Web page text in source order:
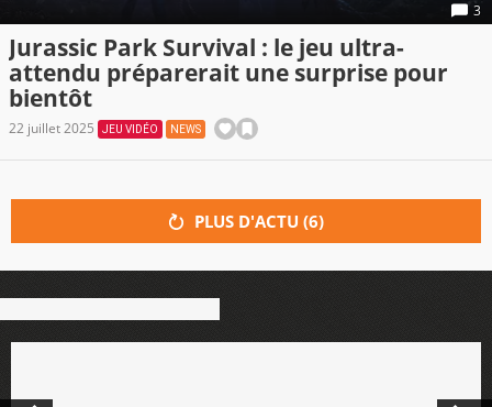
3
Jurassic Park Survival : le jeu ultra-
attendu préparerait une surprise pour
bientôt
22 juillet 2025 JEU VIDÉO NEWS
PLUS D'ACTU (6)